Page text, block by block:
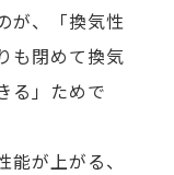
が、「換気性
も閉めて換気
る」ためで
が上がる、